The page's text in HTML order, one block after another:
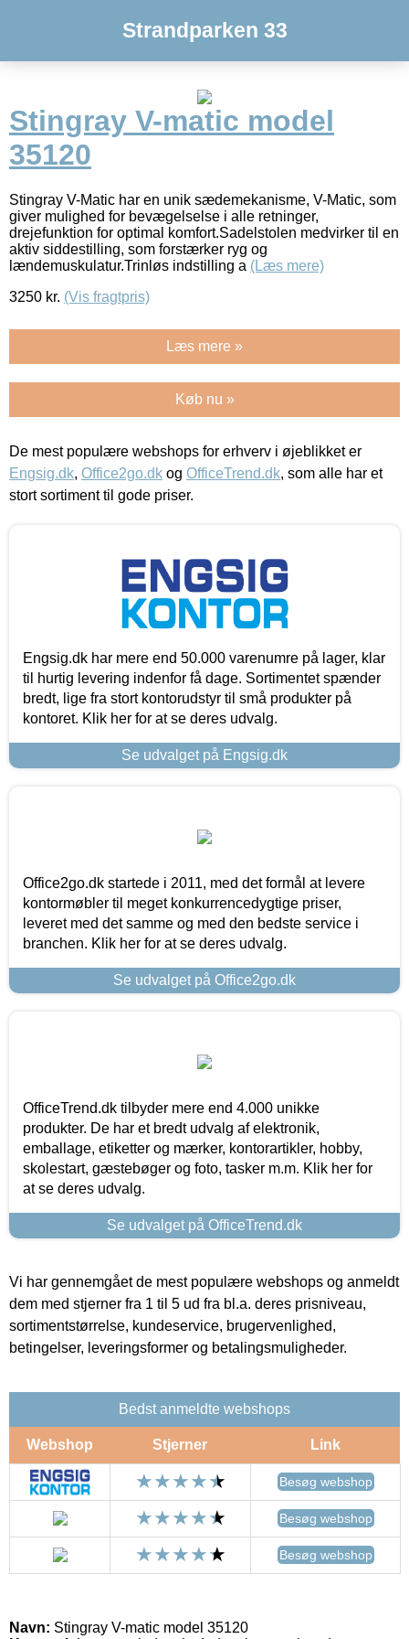
Strandparken 33
Stingray V-matic model
35120
Stingray V-Matic har en unik sædemekanisme, V-Matic, som
giver mulighed for bevægelselse i alle retninger,
drejefunktion for optimal komfort.Sadelstolen medvirker til en
aktiv siddestilling, som forstærker ryg og
lændemuskulatur.Trinløs indstilling a (Læs mere)
3250 kr. (Vis fragtpris)
Læs mere »
Køb nu »
De mest populære webshops for erhverv i øjeblikket er
Engsig.dk, Office2go.dk og OfficeTrend.dk, som alle har et
stort sortiment til gode priser.
Engsig.dk har mere end 50.000 varenumre på lager, klar
til hurtig levering indenfor få dage. Sortimentet spænder
bredt, lige fra stort kontorudstyr til små produkter på
kontoret. Klik her for at se deres udvalg.
Se udvalget på Engsig.dk
Office2go.dk startede i 2011, med det formål at levere
kontormøbler til meget konkurrencedygtige priser,
leveret med det samme og med den bedste service i
branchen. Klik her for at se deres udvalg.
Se udvalget på Office2go.dk
OfficeTrend.dk tilbyder mere end 4.000 unikke
produkter. De har et bredt udvalg af elektronik,
emballage, etiketter og mærker, kontorartikler, hobby,
skolestart, gæstebøger og foto, tasker m.m. Klik her for
at se deres udvalg.
Se udvalget på OfficeTrend.dk
Vi har gennemgået de mest populære webshops og anmeldt
dem med stjerner fra 1 til 5 ud fra bl.a. deres prisniveau,
sortimentstørrelse, kundeservice, brugervenlighed,
betingelser, leveringsformer og betalingsmuligheder.
Bedst anmeldte webshops
Webshop Stjerner Link
Besøg webshop
Besøg webshop
Besøg webshop
Navn: Stingray V-matic model 35120